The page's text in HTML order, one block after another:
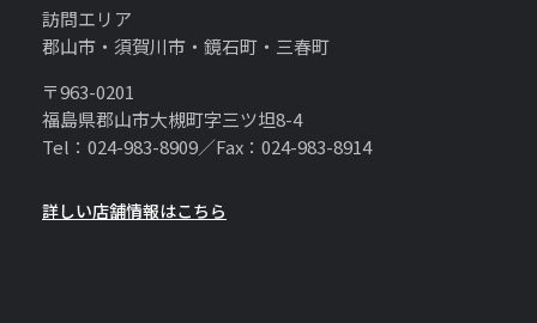
訪問エリア
郡山市・須賀川市・鏡石町・三春町
〒963-0201
福島県郡山市大槻町字三ツ坦8-4
Tel：024-983-8909／Fax：024-983-8914
詳しい店舗情報はこちら